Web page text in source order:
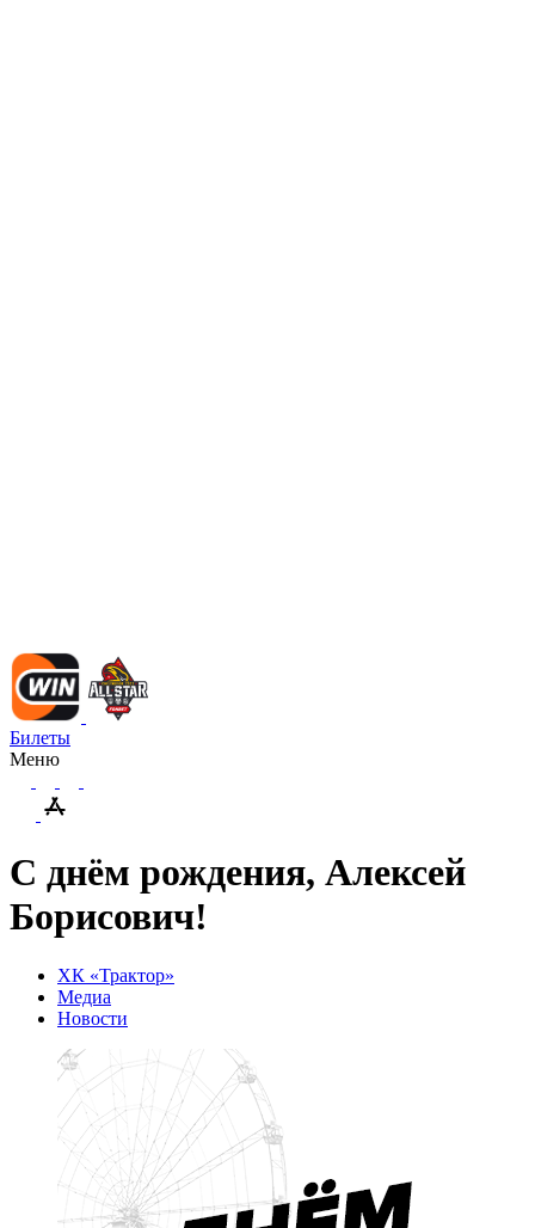
Билеты
Меню
С днём рождения, Алексей
Борисович!
ХК «Трактор»
Медиа
Новости